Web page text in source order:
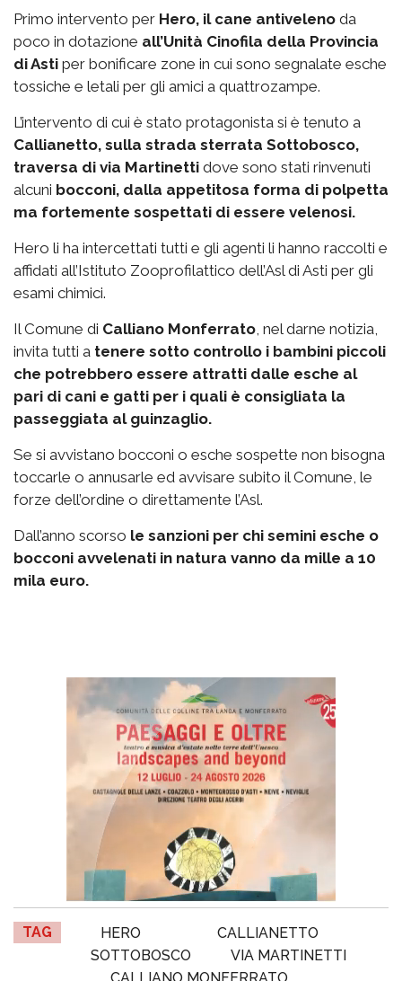
Primo intervento per Hero, il cane antiveleno da
poco in dotazione all’Unità Cinofila della Provincia
di Asti per bonificare zone in cui sono segnalate esche
tossiche e letali per gli amici a quattrozampe.
L’intervento di cui è stato protagonista si è tenuto a
Callianetto, sulla strada sterrata Sottobosco,
traversa di via Martinetti dove sono stati rinvenuti
alcuni bocconi, dalla appetitosa forma di polpetta
ma fortemente sospettati di essere velenosi.
Hero li ha intercettati tutti e gli agenti li hanno raccolti e
affidati all’Istituto Zooprofilattico dell’Asl di Asti per gli
esami chimici.
Il Comune di Calliano Monferrato , nel darne notizia,
invita tutti a tenere sotto controllo i bambini piccoli
che potrebbero essere attratti dalle esche al
pari di cani e gatti per i quali è consigliata la
passeggiata al guinzaglio.
Se si avvistano bocconi o esche sospette non bisogna
toccarle o annusarle ed avvisare subito il Comune, le
forze dell’ordine o direttamente l’Asl.
Dall’anno scorso le sanzioni per chi semini esche o
bocconi avvelenati in natura vanno da mille a 10
mila euro.
TAG HERO
CALLIANETTO
SOTTOBOSCO
VIA MARTINETTI
CALLIANO MONFERRATO